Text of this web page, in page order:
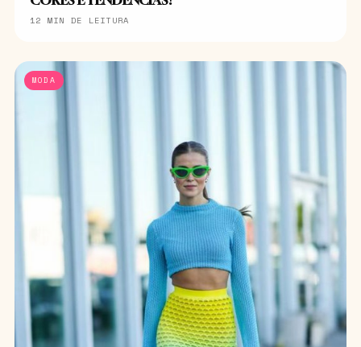
12 MIN DE LEITURA
MODA